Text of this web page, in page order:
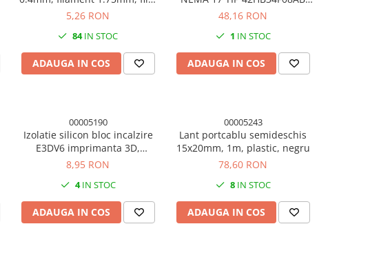
M6, hexagon 7mm, alama
5,26 RON
84IN STOC
ADAUGA IN COS
imprimanta 3D
48,16 RON
1 IN STOC
ADAUGA IN COS
00005190
Izolatie silicon bloc incalzire
E3DV6 imprimanta 3D,
16x20x12mm
8,95 RON
4IN STOC
ADAUGA IN COS
00005243
Lant portcablu semideschis
15x20mm, 1m, plastic, negru
78,60 RON
8IN STOC
ADAUGA IN COS